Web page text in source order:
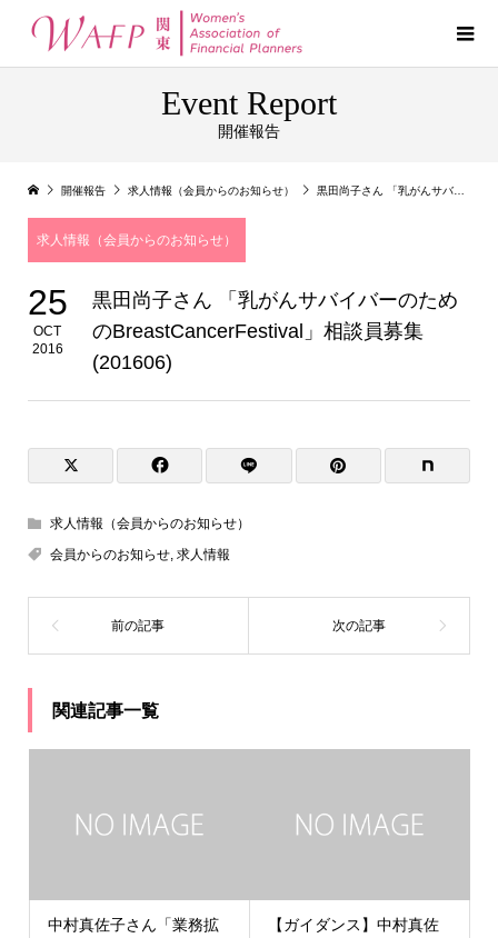
Event Report
開催報告
開催報告 求人情報（会員からのお知らせ） 黒田尚子さん 「乳がんサバイバーのためのBreastCancerFestival」相談員募集(201606)
求人情報（会員からのお知らせ）
25
OCT
2016
黒田尚子さん 「乳がんサバイバーのため
のBreastCancerFestival」相談員募集
(201606)
求人情報（会員からのお知らせ）
会員からのお知らせ, 求人情報
関連記事一覧
中村真佐子さん「業務拡
【ガイダンス】中村真佐